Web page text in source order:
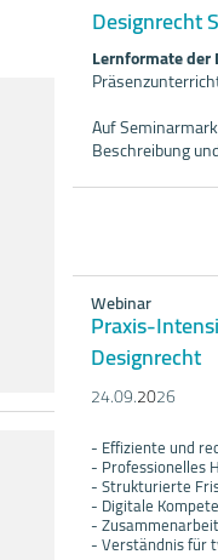
Designrecht
Lernformate der
Auf
Beschreibung
Webinar
Praxis-
Designrecht
24.09.2026
- Effiziente und
- Professionelles
- Strukturierte
- Digitale
-
- Verständnis für